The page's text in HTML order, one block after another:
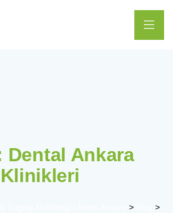
Dental Ankara
Klinikleri
>
>